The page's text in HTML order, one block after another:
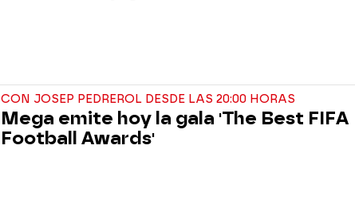
CON JOSEP PEDREROL DESDE LAS 20:00 HORAS
Mega emite hoy la gala 'The Best FIFA
Football Awards'